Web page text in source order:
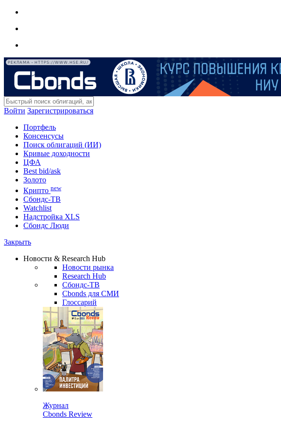
РЕКЛАМА • HTTPS://WWW.HSE.RU/
Войти Зарегистрироваться
Портфель
Консенсусы
Поиск облигаций (ИИ)
Кривые доходности
ЦФА
Best bid/ask
Золото
Крипто new
Сбондс-ТВ
Watchlist
Надстройка XLS
Сбондс Люди
Закрыть
Новости & Research Hub
Новости рынка
Research Hub
Сбондс-ТВ
Cbonds для СМИ
Глоссарий
Журнал
Cbonds Review